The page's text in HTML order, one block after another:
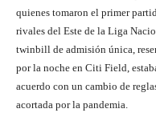
quienes tomaron el primer
rivales del Este de la Liga
twinbill de admisión única,
por la noche en Citi Field,
acuerdo con un cambio de
acortada por la pandemia.